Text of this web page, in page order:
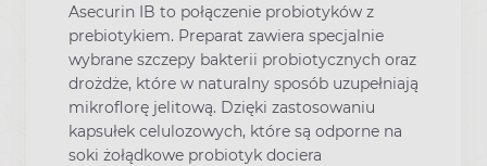
Asecurin IB to połączenie probiotyków z
prebiotykiem. Preparat zawiera specjalnie
wybrane szczepy bakterii probiotycznych oraz
drożdże, które w naturalny sposób uzupełniają
mikroflorę jelitową. Dzięki zastosowaniu
kapsułek celulozowych, które są odporne na
soki żołądkowe probiotyk dociera